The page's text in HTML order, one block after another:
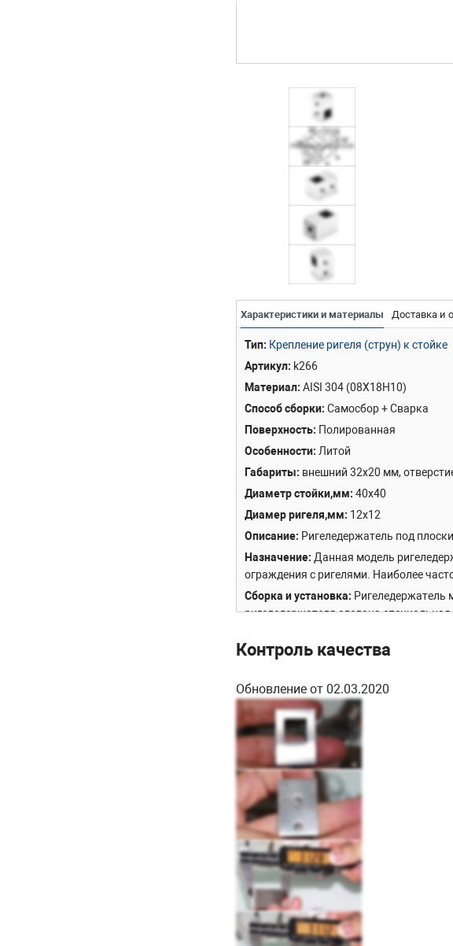
Характеристики и материалы Доставка и
Тип Крепление ригеля (струн) к стойке
Артикул k266
Материал AISI 304 (08Х18Н10)
Способ сборки Самосбор + Сварка
Поверхность Полированная
Особенности Литой
Габариты внешний 32х20 мм,
Диаметр стойки,мм 40х40
Диамер ригеля,мм 12х12
Описание Ригеледержатель под
Назначение Данная модель
ограждения с ригелями. Наиболее
Сборка и установка
Ригеледержатель
ригеледержателя сделана
Контроль качества
Обновление от 02.03.2020